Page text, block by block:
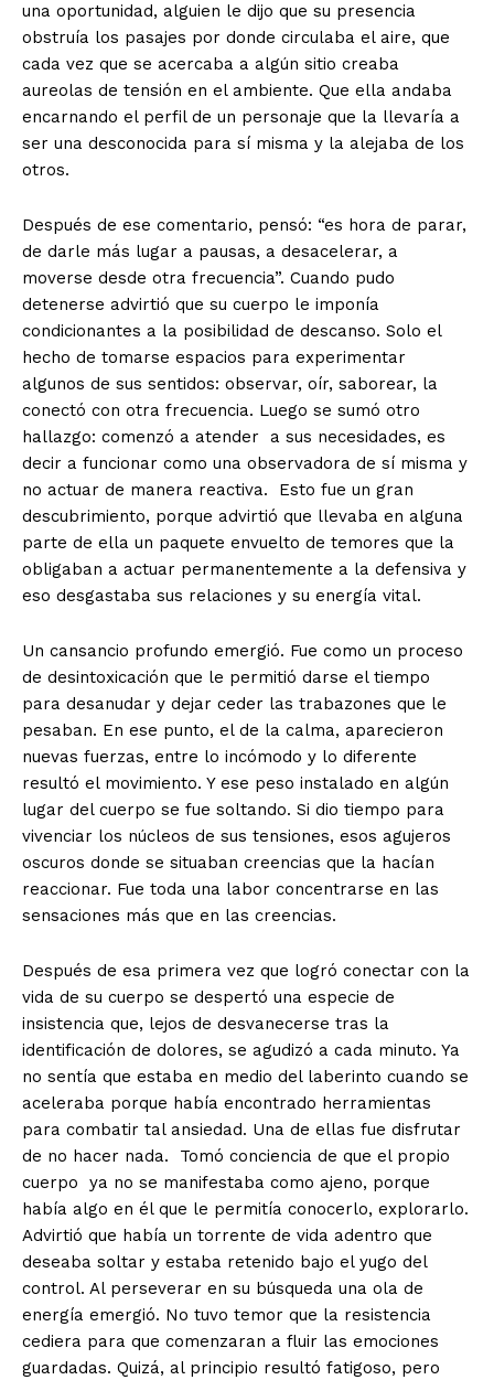
una oportunidad, alguien le dijo que su presencia
obstruía los pasajes por donde circulaba el aire, que
cada vez que se acercaba a algún sitio creaba
aureolas de tensión en el ambiente. Que ella andaba
encarnando el perfil de un personaje que la llevaría a
ser una desconocida para sí misma y la alejaba de los
otros.
Después de ese comentario, pensó: “es hora de parar,
de darle más lugar a pausas, a desacelerar, a
moverse desde otra frecuencia”. Cuando pudo
detenerse advirtió que su cuerpo le imponía
condicionantes a la posibilidad de descanso. Solo el
hecho de tomarse espacios para experimentar
algunos de sus sentidos: observar, oír, saborear, la
conectó con otra frecuencia. Luego se sumó otro
hallazgo: comenzó a atender a sus necesidades, es
decir a funcionar como una observadora de sí misma y
no actuar de manera reactiva.
Esto fue un gran
descubrimiento, porque advirtió que llevaba en alguna
parte de ella un paquete envuelto de temores que la
obligaban a actuar permanentemente a la defensiva y
eso desgastaba sus relaciones y su energía vital.
Un cansancio profundo emergió. Fue como un proceso
de desintoxicación que le permitió darse el tiempo
para desanudar y dejar ceder las trabazones que le
pesaban. En ese punto, el de la calma, aparecieron
nuevas fuerzas, entre lo incómodo y lo diferente
resultó el movimiento. Y ese peso instalado en algún
lugar del cuerpo se fue soltando. Si dio tiempo para
vivenciar los núcleos de sus tensiones, esos agujeros
oscuros donde se situaban creencias que la hacían
reaccionar. Fue toda una labor concentrarse en las
sensaciones más que en las creencias.
Después de esa primera vez que logró conectar con la
vida de su cuerpo se despertó una especie de
insistencia que, lejos de desvanecerse tras la
identificación de dolores, se agudizó a cada minuto. Ya
no sentía que estaba en medio del laberinto cuando se
aceleraba porque había encontrado herramientas
para combatir tal ansiedad. Una de ellas fue disfrutar
de no hacer nada.
Tomó conciencia de que el propio
cuerpo
ya no se manifestaba como ajeno, porque
había algo en él que le permitía conocerlo, explorarlo.
Advirtió que había un torrente de vida adentro que
deseaba soltar y estaba retenido bajo el yugo del
control. Al perseverar en su búsqueda una ola de
energía emergió. No tuvo temor que la resistencia
cediera para que comenzaran a fluir las emociones
guardadas. Quizá, al principio resultó fatigoso, pero